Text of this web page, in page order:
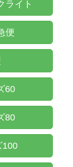
ライト
便
60
80
100